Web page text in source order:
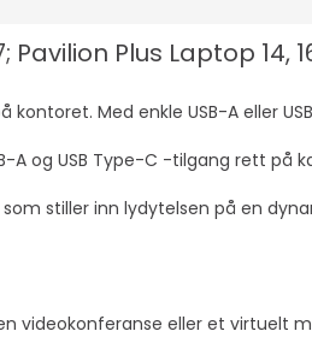
Pavilion Plus Laptop 14,
Med enkle USB-A eller
A og USB Type-C -tilgang rett på
stiller inn lydytelsen på en
videokonferanse eller et virtuelt